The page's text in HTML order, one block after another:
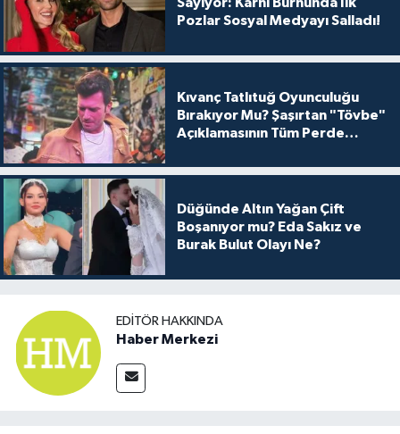
Sayıyor: Karnı Burnunda İlk
Pozlar Sosyal Medyayı Salladı!
Kıvanç Tatlıtuğ Oyunculuğu
Bırakıyor Mu? Şaşırtan "Tövbe"
Açıklamasının Tüm Perde
Düğünde Altın Yağan Çift
Boşanıyor mu? Eda Sakız ve
Burak Bulut Olayı Ne?
EDITÖR HAKKINDA
Haber Merkezi